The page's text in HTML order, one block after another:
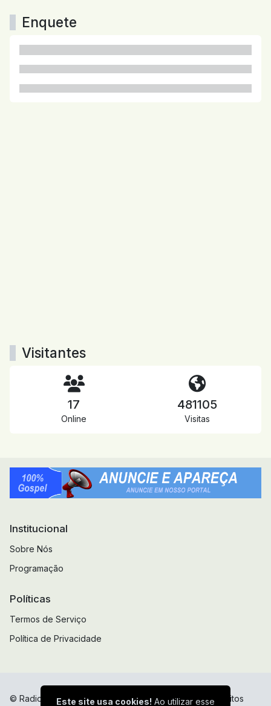
Enquete
Visitantes
17
Online
481105
Visitas
Institucional
Sobre Nós
Programação
Políticas
Termos de Serviço
Política de Privacidade
© Radio Web Adorador Gospel Canela - Todos os direitos
Este site usa cookies! Ao utilizar esse